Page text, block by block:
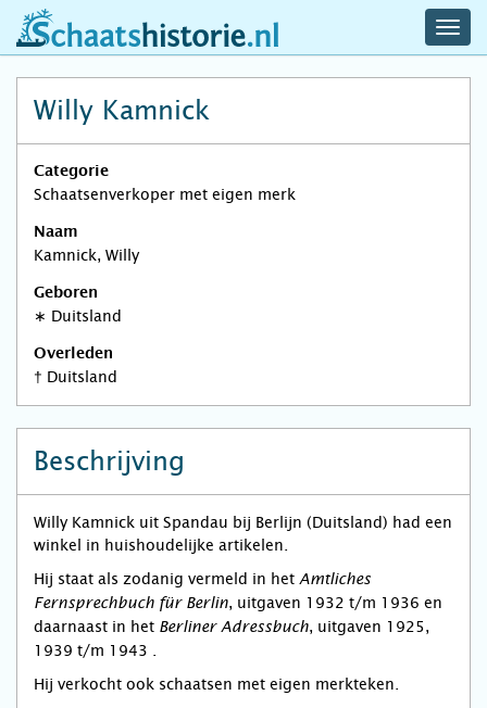
schaatshistorie.nl
Willy Kamnick
Categorie
Schaatsenverkoper met eigen merk
Naam
Kamnick, Willy
Geboren
∗ Duitsland
Overleden
† Duitsland
Beschrijving
Willy Kamnick uit Spandau bij Berlijn (Duitsland) had een
winkel in huishoudelijke artikelen.
Hij staat als zodanig vermeld in het Amtliches
Fernsprechbuch für Berlin, uitgaven 1932 t/m 1936 en
daarnaast in het Berliner Adressbuch, uitgaven 1925,
1939 t/m 1943 .
Hij verkocht ook schaatsen met eigen merkteken.